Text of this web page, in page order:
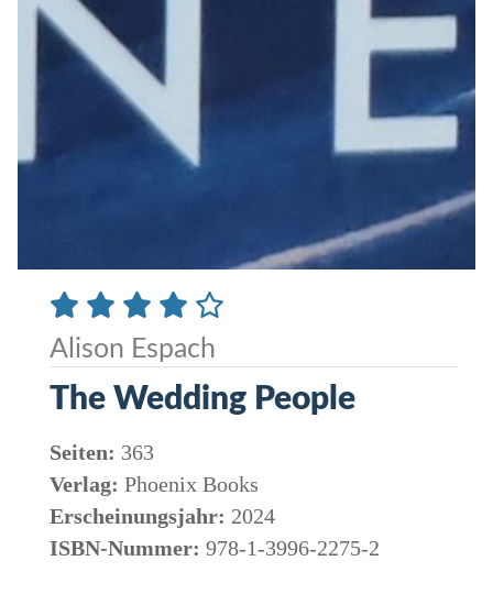
The Wedding People
Alison Espach
Seiten: 363
Verlag: Phoenix Books
Erscheinungsjahr: 2024
ISBN-Nummer: 978-1-3996-2275-2